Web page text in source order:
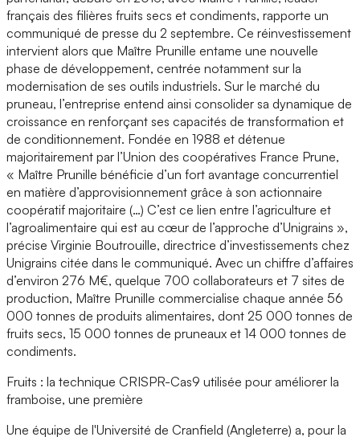
français des filières fruits secs et condiments, rapporte un
communiqué de presse du 2 septembre. Ce réinvestissement
intervient alors que Maître Prunille entame une nouvelle
phase de développement, centrée notamment sur la
modernisation de ses outils industriels. Sur le marché du
pruneau, l’entreprise entend ainsi consolider sa dynamique de
croissance en renforçant ses capacités de transformation et
de conditionnement. Fondée en 1988 et détenue
majoritairement par l’Union des coopératives France Prune,
« Maître Prunille bénéficie d’un fort avantage concurrentiel
en matière d’approvisionnement grâce à son actionnaire
coopératif majoritaire (…) C’est ce lien entre l’agriculture et
l’agroalimentaire qui est au cœur de l’approche d’Unigrains »,
précise Virginie Boutrouille, directrice d’investissements chez
Unigrains citée dans le communiqué. Avec un chiffre d’affaires
d’environ 276 M€, quelque 700 collaborateurs et 7 sites de
production, Maître Prunille commercialise chaque année 56
000 tonnes de produits alimentaires, dont 25 000 tonnes de
fruits secs, 15 000 tonnes de pruneaux et 14 000 tonnes de
condiments.
Fruits : la technique CRISPR-Cas9 utilisée pour améliorer la
framboise, une première
Une équipe de l'Université de Cranfield (Angleterre) a, pour la